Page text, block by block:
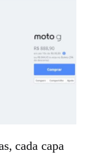
cada capa